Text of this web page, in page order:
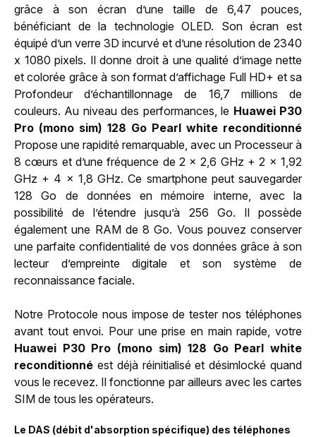
grâce à son écran d’une taille de 6,47 pouces,
bénéficiant de la technologie OLED. Son écran est
équipé d’un verre 3D incurvé et d’une résolution de 2340
x 1080 pixels. Il donne droit à une qualité d’image nette
et colorée grâce à son format d’affichage Full HD+ et sa
Profondeur d’échantillonnage de 16,7 millions de
couleurs. Au niveau des performances, le Huawei P30
Pro (mono sim) 128 Go Pearl white reconditionné
Propose une rapidité remarquable, avec un Processeur à
8 cœurs et d’une fréquence de 2 x 2,6 GHz + 2 x 1,92
GHz + 4 x 1,8 GHz. Ce smartphone peut sauvegarder
128 Go de données en mémoire interne, avec la
possibilité de l’étendre jusqu’à 256 Go. Il possède
également une RAM de 8 Go. Vous pouvez conserver
une parfaite confidentialité de vos données grâce à son
lecteur d’empreinte digitale et son système de
reconnaissance faciale.
Notre Protocole nous impose de tester nos téléphones
avant tout envoi. Pour une prise en main rapide, votre
Huawei P30 Pro (mono sim) 128 Go Pearl white
reconditionné est déjà réinitialisé et désimlocké quand
vous le recevez. Il fonctionne par ailleurs avec les cartes
SIM de tous les opérateurs.
Le DAS (débit d'absorption spécifique) des téléphones